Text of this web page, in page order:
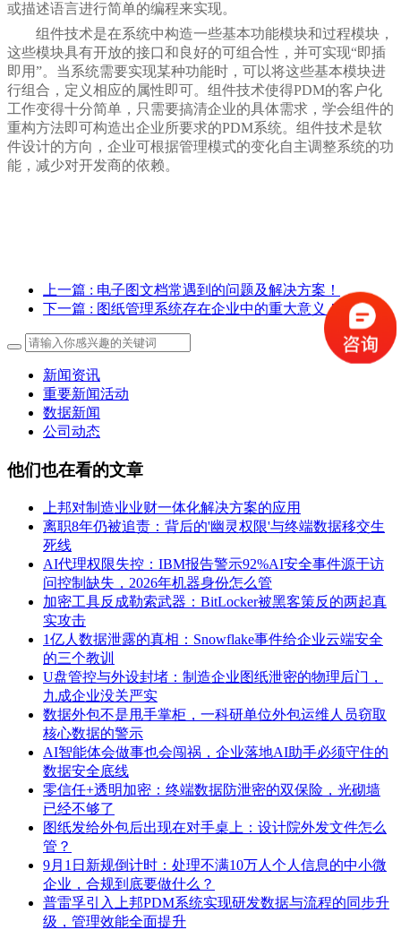
或描述语言进行简单的编程来实现。
组件技术是在系统中构造一些基本功能模块和过程模块，
这些模块具有开放的接口和良好的可组合性，并可实现“即插
即用”。当系统需要实现某种功能时，可以将这些基本模块进
行组合，定义相应的属性即可。组件技术使得PDM的客户化
工作变得十分简单，只需要搞清企业的具体需求，学会组件的
重构方法即可构造出企业所要求的PDM系统。组件技术是软
件设计的方向，企业可根据管理模式的变化自主调整系统的功
能，减少对开发商的依赖。
上一篇 : 电子图文档常遇到的问题及解决方案！
下一篇 : 图纸管理系统存在企业中的重大意义！
新闻资讯
重要新闻活动
数据新闻
公司动态
他们也在看的文章
上邦对制造业业财一体化解决方案的应用
离职8年仍被追责：背后的'幽灵权限'与终端数据移交生
死线
AI代理权限失控：IBM报告警示92%AI安全事件源于访
问控制缺失，2026年机器身份怎么管
加密工具反成勒索武器：BitLocker被黑客策反的两起真
实攻击
1亿人数据泄露的真相：Snowflake事件给企业云端安全
的三个教训
U盘管控与外设封堵：制造企业图纸泄密的物理后门，
九成企业没关严实
数据外包不是甩手掌柜，一科研单位外包运维人员窃取
核心数据的警示
AI智能体会做事也会闯祸，企业落地AI助手必须守住的
数据安全底线
零信任+透明加密：终端数据防泄密的双保险，光砌墙
已经不够了
图纸发给外包后出现在对手桌上：设计院外发文件怎么
管？
9月1日新规倒计时：处理不满10万人个人信息的中小微
企业，合规到底要做什么？
普雷孚引入上邦PDM系统实现研发数据与流程的同步升
级，管理效能全面提升